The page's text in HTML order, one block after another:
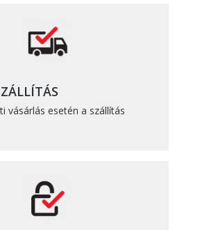
vásárlás esetén a szállítás